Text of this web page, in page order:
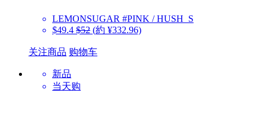
LEMONSUGAR #PINK / HUSH_S
$49.4 $52 (約 ¥332.96)
关注商品 购物车
新品
当天购